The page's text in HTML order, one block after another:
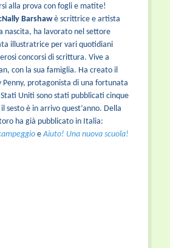
alla prova con fogli e matite!
Barshawè scrittrice e artista
nascita, ha lavorato nel settore
illustratrice per vari quotidiani
concorsi di scrittura. Vive a
con la sua famiglia. Ha creato il
Penny, protagonista di una fortunata
Uniti sono stati pubblicati cinque
sesto è in arrivo quest’anno. Della
ha già pubblicato in Italia:
eAiuto! Una nuova scuola!